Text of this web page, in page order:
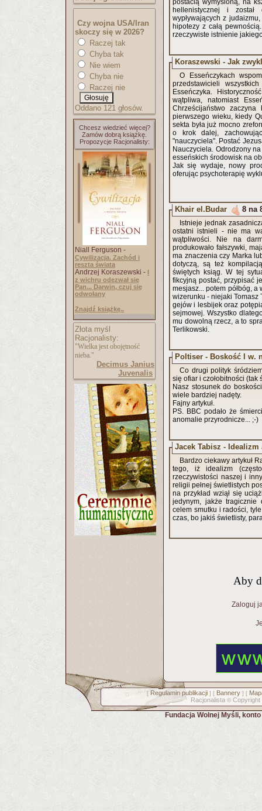
Czy wojna USA/Iran
skoczy się w 2026?
Raczej tak
Chyba tak
Nie wiem
Chyba nie
Raczej nie
Oddano 121 głosów.
Chcesz wiedzieć więcej?
Zamów dobrą książkę.
Propozycje Racjonalisty:
Niall Ferguson -
Cywilizacja. Zachód i
reszta świata
Andrzej Koraszewski - I
z wichru odezwał się
Pan... Darwin, czuj się
odwołany
Znajdź książkę..
Złota myśl
Racjonalisty:
"Wielka jest obojętność
nieba."
Decimus Janius
Juvenalis
postacią wymyśloną, na
hellenistycznej i został
wypływających z
hipotezy z całą
rzeczywiste istnienie
Koraszewski - Jak
O Esseńczykach
przedstawicieli
Esseńczyka.
wątpliwa, natomiast
Chrześcijaństwo
pierwszego wieku, kiedy
sekta była już mocno
o krok dalej,
"nauczyciela". Postać
Nauczyciela. Odrodzony
esseńskich środowisk na
Jak się wydaje, nowy
oferując psychoterapię
Khair el.Budar 8 na
Istnieje jednak
ostatni istnieli - nie ma
wątpliwości. Nie na
produkowało fałszywki,
ma znaczenia czy Marka
dotyczą, są też
świętych ksiąg. W tej
fikcyjną postać, przypisać
mesjasz... potem półbóg,
wizerunku - niejaki Tomasz
gejów i lesbijek oraz
sejmowej. Wszystko
mu dowolną rzecz, a to
Terlikowski.
Poltiser - Boskość I w.
Co drugi polityk
się ofiar i czołobitności (tak
Nasz stosunek do
wiele bardziej nadęty.
Fajny artykuł.
PS. BBC podało że
anomalie przyrodnicze... ;-)
Jacek Tabisz -
Bardzo ciekawy artykuł
tego, iż idealizm
rzeczywistości naszej i
religii pełnej świetlistych
na przykład wziął się
jedynym, jakże tragicznie
celem smutku i radości,
czas, bo jakiś świetlisty,
Aby
Zaloguj
[ Regulamin publikacji] [ Bannery] [
Racjonalista © Copyright
Fundacja Wolnej Myśli,